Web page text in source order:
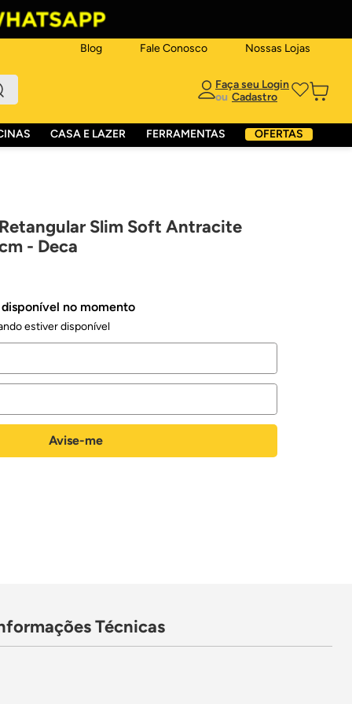
Blog Fale Conosco Nossas Lojas
ou
CASA E LAZER FERRAMENTAS OFERTAS
Slim Soft Antracite
- Deca
no momento
estiver disponível
Técnicas